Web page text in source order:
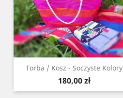
Torba / Kosz - Soczyste Kolory
Cena
180,00 zł